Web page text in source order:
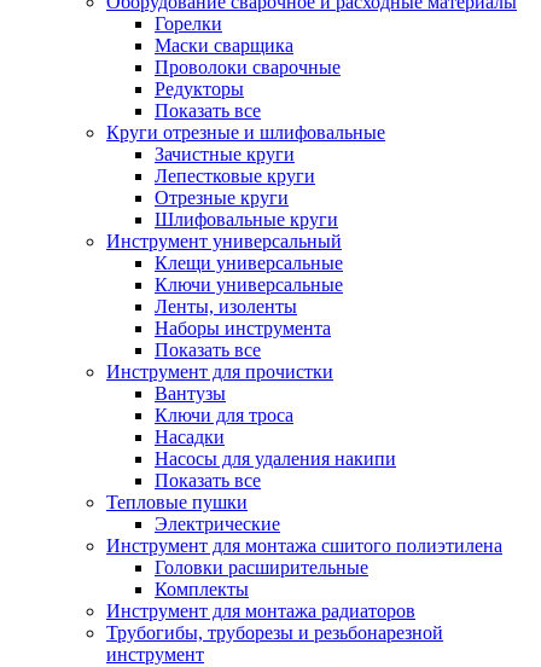
Горелки
Маски сварщика
Проволоки сварочные
Редукторы
Показать все
Круги отрезные и шлифовальные
Зачистные круги
Лепестковые круги
Отрезные круги
Шлифовальные круги
Инструмент универсальный
Клещи универсальные
Ключи универсальные
Ленты, изоленты
Наборы инструмента
Показать все
Инструмент для прочистки
Вантузы
Ключи для троса
Насадки
Насосы для удаления накипи
Показать все
Тепловые пушки
Электрические
Инструмент для монтажа сшитого полиэтилена
Головки расширительные
Комплекты
Инструмент для монтажа радиаторов
Трубогибы, труборезы и резьбонарезной
инструмент